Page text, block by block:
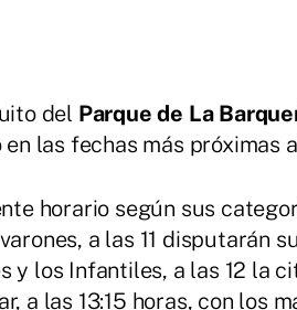
del Parque de La
las fechas más próximas
horario según sus
a las 11 disputarán
y los Infantiles, a las 12 la
a las 13:15 horas, con los